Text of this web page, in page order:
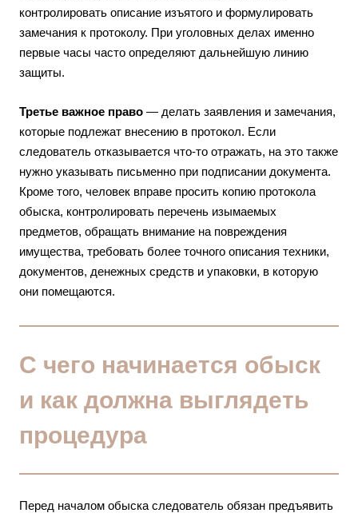
контролировать описание изъятого и формулировать
замечания к протоколу. При уголовных делах именно
первые часы часто определяют дальнейшую линию
защиты.
Третье важное право — делать заявления и замечания,
которые подлежат внесению в протокол. Если
следователь отказывается что-то отражать, на это также
нужно указывать письменно при подписании документа.
Кроме того, человек вправе просить копию протокола
обыска, контролировать перечень изымаемых
предметов, обращать внимание на повреждения
имущества, требовать более точного описания техники,
документов, денежных средств и упаковки, в которую
они помещаются.
С чего начинается обыск
и как должна выглядеть
процедура
Перед началом обыска следователь обязан предъявить